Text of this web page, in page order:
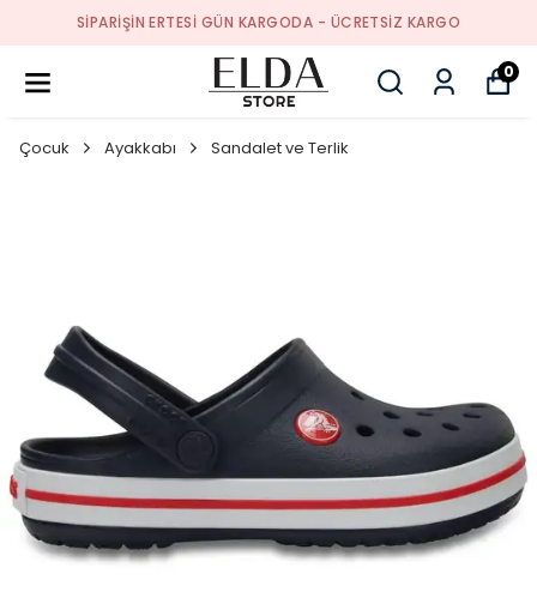
SIPARIŞIN ERTESI GÜN KARGODA - ÜCRETSIZ KARGO
0
Çocuk Ayakkabı Sandalet ve Terlik